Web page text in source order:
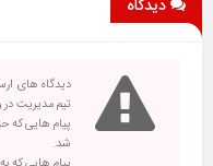
دیدگاه
دیدگاه های
تیم مدیریت
پیام هایی که
شد.